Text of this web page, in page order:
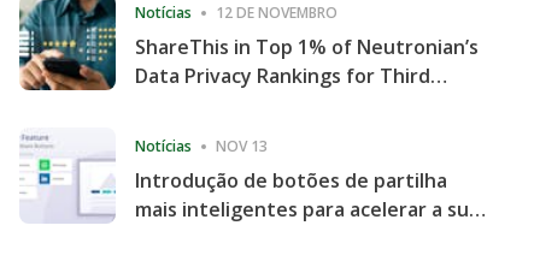
Notícias 12 DE NOVEMBRO
ShareThis in Top 1% of Neutronian’s
Data Privacy Rankings for Third
Notícias NOV 13
Introdução de botões de partilha
mais inteligentes para acelerar a sua